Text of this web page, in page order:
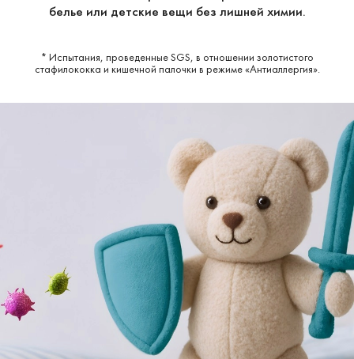
белье или детские вещи без лишней химии.
* Испытания, проведенные SGS, в отношении золотистого
стафилококка и кишечной палочки в режиме «Антиаллергия».